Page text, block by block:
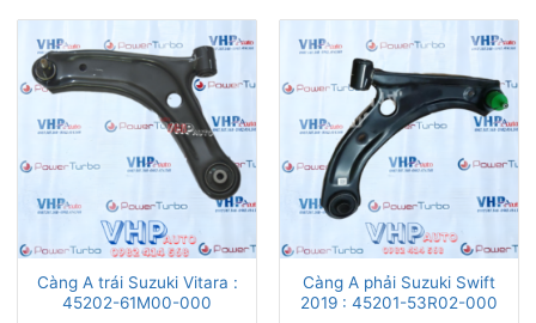
Càng A trái Suzuki Vitara :
45202-61M00-000
Càng A phải Suzuki Swift
2019 : 45201-53R02-000